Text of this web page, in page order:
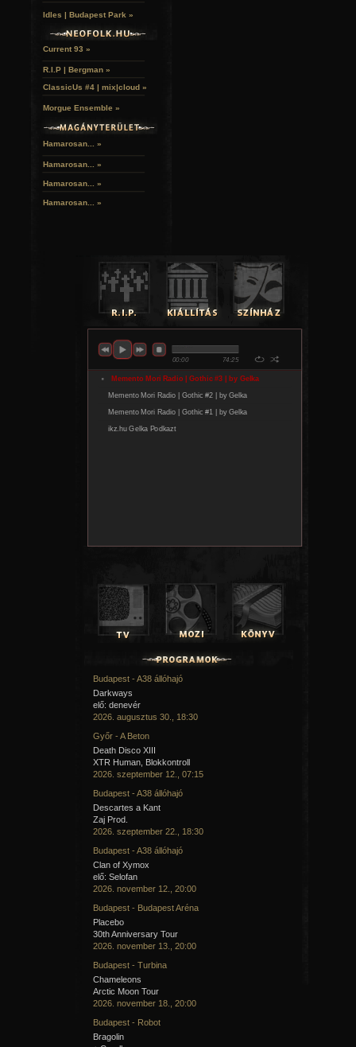
Idles | Budapest Park »
Current 93 »
R.I.P | Bergman »
ClassicUs #4 | mix|cloud »
Morgue Ensemble »
Hamarosan... »
Hamarosan... »
Hamarosan... »
Hamarosan... »
Budapest - A38 állóhajó
Darkways
elő: denevér
2026. augusztus 30., 18:30
Győr - A Beton
Death Disco XIII
XTR Human, Blokkontroll
2026. szeptember 12., 07:15
Budapest - A38 állóhajó
Descartes a Kant
Zaj Prod.
2026. szeptember 22., 18:30
Budapest - A38 állóhajó
Clan of Xymox
elő: Selofan
2026. november 12., 20:00
Budapest - Budapest Aréna
Placebo
30th Anniversary Tour
2026. november 13., 20:00
Budapest - Turbina
Chameleons
Arctic Moon Tour
2026. november 18., 20:00
Budapest - Robot
Bragolin